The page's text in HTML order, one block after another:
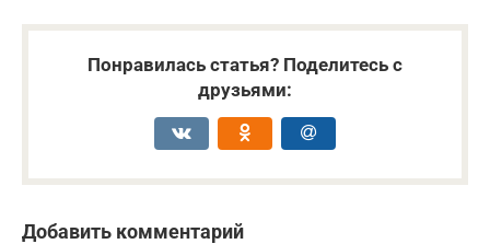
Понравилась статья? Поделитесь с
друзьями:
Добавить комментарий